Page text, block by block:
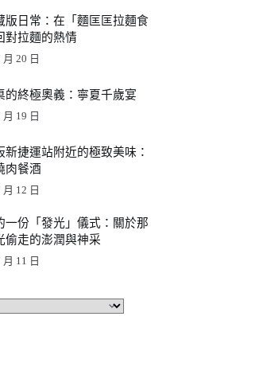
版日常：在「麵匡匡拉麵食
對拉麵的熱情
20 日
的終極奧義：寧夏千歲宴
19 日
新捷運站附近的極致美味：
肉餐酒
12 日
一份「發光」儀式：關於那
偷走的澎潤與神采
11 日